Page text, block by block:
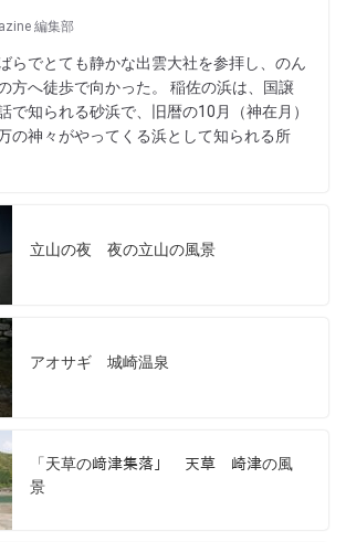
編集部
らでとても静かな出雲大社を参拝し、のん
方へ徒歩で向かった。 稲佐の浜は、国譲
で知られる砂浜で、旧暦の10月（神在月）
の神々がやってくる浜として知られる所
立山の夜 夜の立山の風景
アオサギ 城崎温泉
「天草の﨑津集落」 天草 崎津の風
景